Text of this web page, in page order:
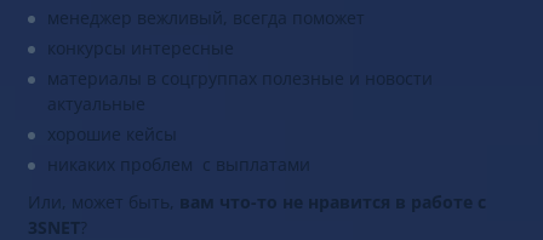
менеджер вежливый, всегда поможет
конкурсы интересные
материалы в соцгруппах полезные и новости
актуальные
хорошие кейсы
никаких проблем с выплатами
Или, может быть, вам что-то не нравится в работе с
3SNET?